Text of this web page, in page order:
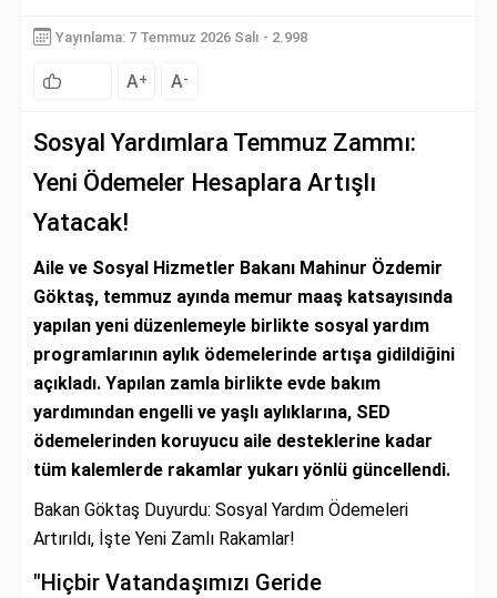
Yayınlama: 7 Temmuz 2026 Salı - 2.998
A+ A-
Sosyal Yardımlara Temmuz Zammı:
Yeni Ödemeler Hesaplara Artışlı
Yatacak!
Aile ve Sosyal Hizmetler Bakanı Mahinur Özdemir
Göktaş, temmuz ayında memur maaş katsayısında
yapılan yeni düzenlemeyle birlikte sosyal yardım
programlarının aylık ödemelerinde artışa gidildiğini
açıkladı. Yapılan zamla birlikte evde bakım
yardımından engelli ve yaşlı aylıklarına, SED
ödemelerinden koruyucu aile desteklerine kadar
tüm kalemlerde rakamlar yukarı yönlü güncellendi.
Bakan Göktaş Duyurdu: Sosyal Yardım Ödemeleri
Artırıldı, İşte Yeni Zamlı Rakamlar!
"Hiçbir Vatandaşımızı Geride